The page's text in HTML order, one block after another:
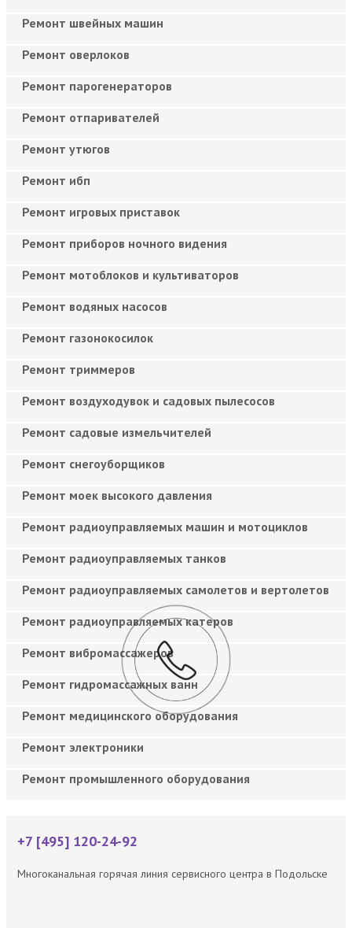
Ремонт швейных машин
Ремонт оверлоков
Ремонт парогенераторов
Ремонт отпаривателей
Ремонт утюгов
Ремонт ибп
Ремонт игровых приставок
Ремонт приборов ночного видения
Ремонт мотоблоков и культиваторов
Ремонт водяных насосов
Ремонт газонокосилок
Ремонт триммеров
Ремонт воздуходувок и садовых пылесосов
Ремонт садовые измельчителей
Ремонт снегоуборщиков
Ремонт моек высокого давления
Ремонт радиоуправляемых машин и мотоциклов
Ремонт радиоуправляемых танков
Ремонт радиоуправляемых самолетов и вертолетов
Ремонт радиоуправляемых катеров
Ремонт вибромассажеров
Ремонт гидромассажных ванн
Ремонт медицинского оборудования
Ремонт электроники
Ремонт промышленного оборудования
+7 [495] 120-24-92
Многоканальная горячая линия сервисного центра в Подольске